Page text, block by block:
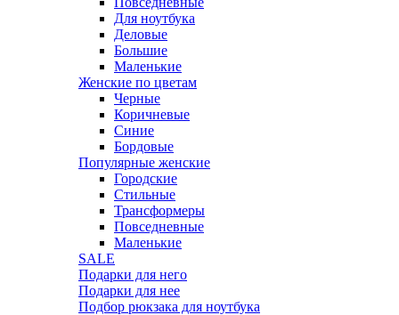
Для ноутбука
Деловые
Большие
Маленькие
Женские по цветам
Черные
Коричневые
Синие
Бордовые
Популярные женские
Городские
Стильные
Трансформеры
Повседневные
Маленькие
SALE
Подарки для него
Подарки для нее
Подбор рюкзака для ноутбука